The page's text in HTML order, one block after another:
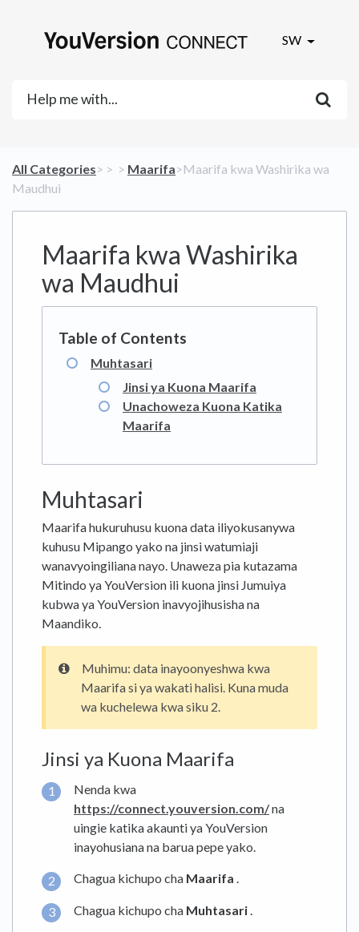
SW
All Categories​>​ ​ > ​ ​ > ​ ​Maarifa​>​ Maarifa kwa Washirika wa
Maudhui
Maarifa kwa Washirika
wa Maudhui
Muhtasari
Jinsi ya Kuona Maarifa
Unachoweza Kuona Katika
Maarifa
Muhtasari
Maarifa hukuruhusu kuona data iliyokusanywa
kuhusu Mipango yako na jinsi watumiaji
wanavyoingiliana nayo. Unaweza pia kutazama
Mitindo ya YouVersion ili kuona jinsi Jumuiya
kubwa ya YouVersion inavyojihusisha na
Maandiko.
Muhimu: data inayoonyeshwa kwa
Maarifa si ya wakati halisi. Kuna muda
wa kuchelewa kwa siku 2.
Jinsi ya Kuona Maarifa
Nenda kwa
https://connect.youversion.com/na
uingie katika akaunti ya YouVersion
inayohusiana na barua pepe yako.
Chagua kichupo cha Maarifa .
Chagua kichupo cha Muhtasari.